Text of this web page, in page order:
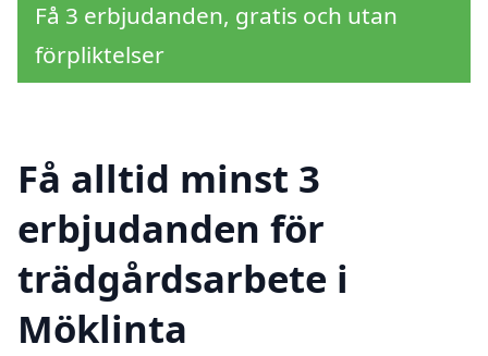
Få 3 erbjudanden, gratis och utan
förpliktelser
Få alltid minst 3
erbjudanden för
trädgårdsarbete i
Möklinta